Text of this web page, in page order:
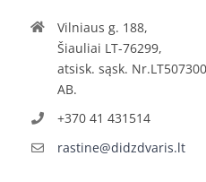
Vilniaus g. 188,
Šiauliai LT-76299,
atsisk. sąsk.
AB.
+370 41 431514
rastine@didzdvaris.lt